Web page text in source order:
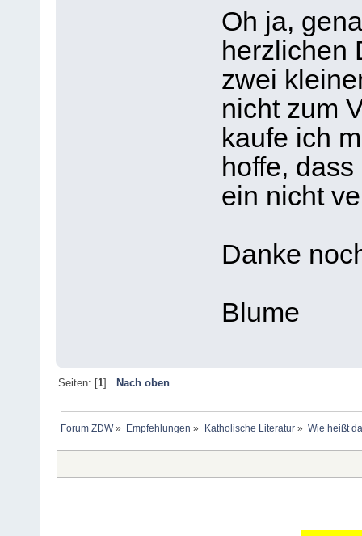
Oh ja,
herzlichen
zwei
nicht zum
kaufe ich
hoffe,
ein nicht
Danke
Blume
Seiten: [1] Nach oben
Forum ZDW» Empfehlungen » Katholische Literatur» Wie heißt